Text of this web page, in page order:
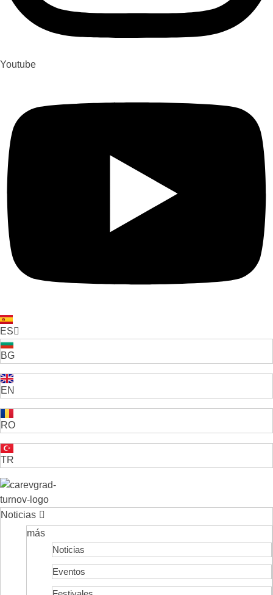
Youtube
ES
BG
EN
RO
TR
VELIKO TARNOVO - LA CAPITAL MEDIEVAL DE BULGARIA
Noticias
más
Noticias
Eventos